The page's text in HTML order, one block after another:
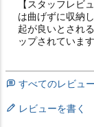
【スタッフレビ
は曲げずに収納
起が良いとされ
ップされています
すべてのレビュ
レビューを書く